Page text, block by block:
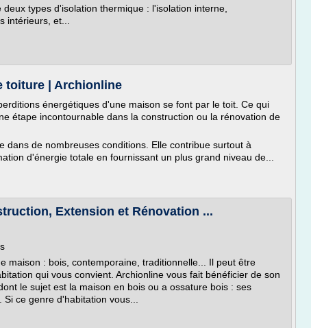
types d'isolation thermique : l'isolation interne,
intérieurs, et...
toiture | Archionline
énergétiques d'une maison se font par le toit. Ce qui
étape incontournable dans la construction ou la rénovation de
dans de nombreuses conditions. Elle contribue surtout à
d'énergie totale en fournissant un plus grand niveau de...
Extension et Rénovation ...
maison : bois, contemporaine, traditionnelle... Il peut être
qui vous convient. Archionline vous fait bénéficier de son
le sujet est la maison en bois ou a ossature bois : ses
ce genre d'habitation vous...